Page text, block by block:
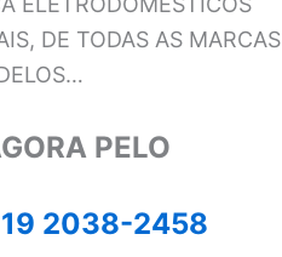
DE TODAS AS MARCAS
PELO
19 2038-2458